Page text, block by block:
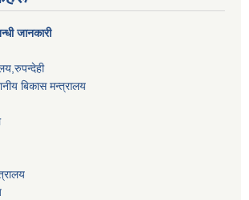
जानकारी
बिकास मन्त्रालय